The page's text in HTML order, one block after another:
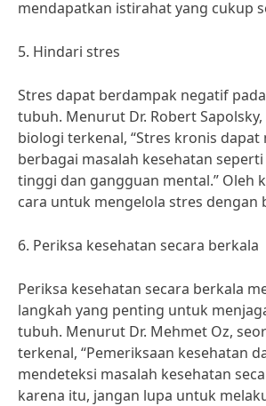
mendapatkan istirahat yang cukup
5. Hindari stres
Stres dapat berdampak negatif
tubuh. Menurut Dr. Robert
biologi terkenal, “Stres kronis dapat
berbagai masalah kesehatan
tinggi dan gangguan mental.” Oleh
cara untuk mengelola stres dengan
6. Periksa kesehatan secara berkala
Periksa kesehatan secara berkala
langkah yang penting untuk
tubuh. Menurut Dr. Mehmet Oz,
terkenal, “Pemeriksaan kesehatan
mendeteksi masalah kesehatan
karena itu, jangan lupa untuk